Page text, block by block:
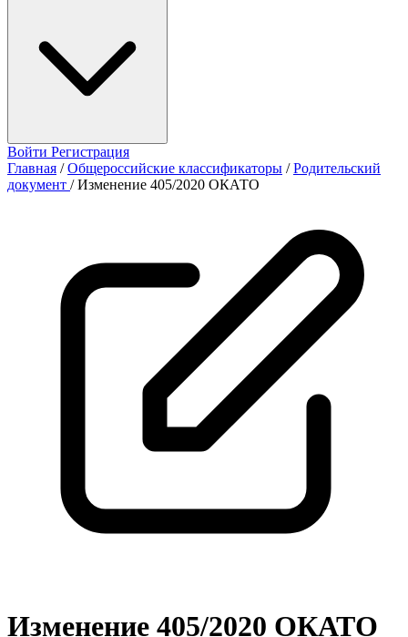
Войти Регистрация
Главная / Общероссийские классификаторы / Родительский
документ / Изменение 405/2020 ОКАТО
Изменение 405/2020 ОКАТО